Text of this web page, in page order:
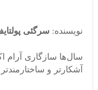
نویسنده:‌ سرگئی
سال‌ها سازگاری آرام
آشکارتر و